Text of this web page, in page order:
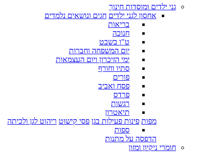
גני ילדים ומוסדות חינוך
אחסון לגני ילדים חגים ונושאים נלמדים
בריאות
חנוכה
ט"ו בשבט
יום המשפחה וחברות
ימי הזיכרון ויום העצמאות
סתיו וחורף
פורים
פסח ואביב
פרדס
רגשות
תיאטרון
מפות פינות פעילות בגן פסי קישוט ריהוט לגן ולכיתה
ספות
הדפסה על מתנות
חומרי ניקיון ומזון